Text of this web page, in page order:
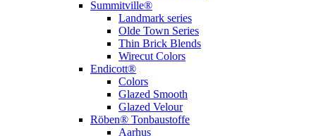
Summitville®
Landmark series
Olde Town Series
Thin Brick Blends
Wirecut Colors
Endicott®
Colors
Glazed Smooth
Glazed Velour
Röben® Tonbaustoffe
Aarhus